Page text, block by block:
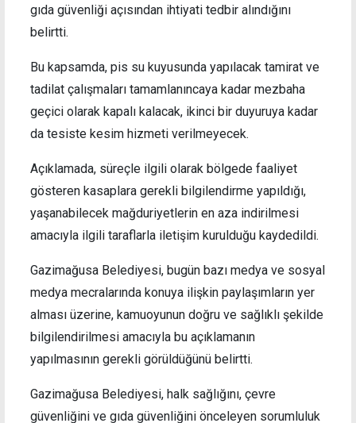
gıda güvenliği açısından ihtiyati tedbir alındığını
belirtti.
Bu kapsamda, pis su kuyusunda yapılacak tamirat ve
tadilat çalışmaları tamamlanıncaya kadar mezbaha
geçici olarak kapalı kalacak, ikinci bir duyuruya kadar
da tesiste kesim hizmeti verilmeyecek.
Açıklamada, süreçle ilgili olarak bölgede faaliyet
gösteren kasaplara gerekli bilgilendirme yapıldığı,
yaşanabilecek mağduriyetlerin en aza indirilmesi
amacıyla ilgili taraflarla iletişim kurulduğu kaydedildi.
Gazimağusa Belediyesi, bugün bazı medya ve sosyal
medya mecralarında konuya ilişkin paylaşımların yer
alması üzerine, kamuoyunun doğru ve sağlıklı şekilde
bilgilendirilmesi amacıyla bu açıklamanın
yapılmasının gerekli görüldüğünü belirtti.
Gazimağusa Belediyesi, halk sağlığını, çevre
güvenliğini ve gıda güvenliğini önceleyen sorumluluk